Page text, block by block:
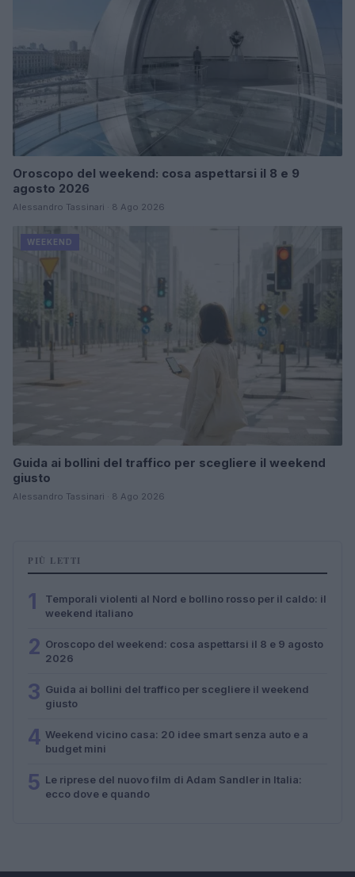
Oroscopo del weekend: cosa aspettarsi il 8 e 9
agosto 2026
Alessandro Tassinari · 8 Ago 2026
WEEKEND
Guida ai bollini del traffico per scegliere il weekend
giusto
Alessandro Tassinari · 8 Ago 2026
PIÙ LETTI
1
Temporali violenti al Nord e bollino rosso per il caldo: il
weekend italiano
2 Oroscopo del weekend: cosa aspettarsi il 8 e 9 agosto
2026
3 Guida ai bollini del traffico per scegliere il weekend
giusto
4 Weekend vicino casa: 20 idee smart senza auto e a
budget mini
5 Le riprese del nuovo film di Adam Sandler in Italia:
ecco dove e quando